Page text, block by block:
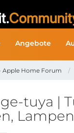
Angebote
Home Forum
tuya |
Lampen